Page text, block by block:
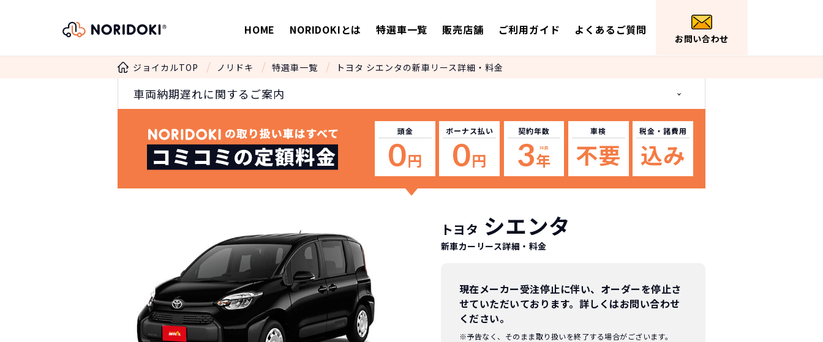
HOME NORIDOKIとは 特選車一覧 販売店舗 ご利用ガイド よくあるご質問
お問い合わせ
ジョイカルTOP ノリドキ 特選車一覧 トヨタ シエンタの新車リース詳細・料金
車両納期遅れに関するご案内
頭金
0円
ボーナス払い
0円
契約年数
3年
36回
車検
不要
税金 ・諸費用
込み
トヨタ シエンタ
新車カーリース詳細 ・料金
現在メーカー受注停止に伴い、オーダーを停止さ
せていただいております。 詳しくはお問い合わせ
ください。
※予告なく、そのまま取り扱いを終了する場合がございます。